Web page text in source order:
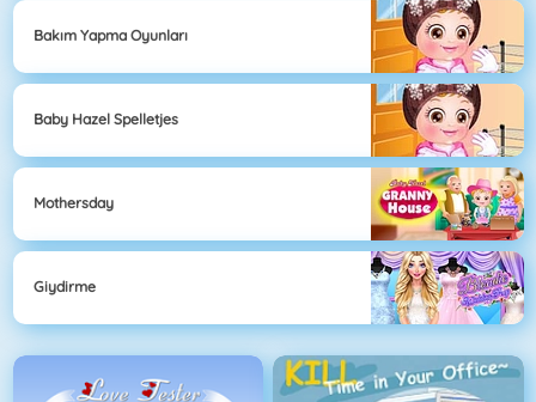
Bakım Yapma Oyunları
Baby Hazel Spelletjes
Mothersday
Giydirme